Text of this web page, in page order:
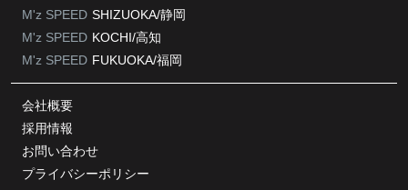
M'z SPEED SHIZUOKA/静岡
M'z SPEED KOCHI/高知
M'z SPEED FUKUOKA/福岡
会社概要
採用情報
お問い合わせ
プライバシーポリシー